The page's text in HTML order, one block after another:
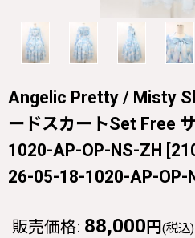
Angelic Pretty / Misty
ードスカートSet Free
1020-AP-OP-NS-ZH [
26-05-18-1020-AP-OP-
販売価格: 88,000 円 (税込)